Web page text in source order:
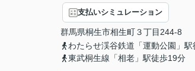
支払いシミュレーション
群馬県桐生市相生町３丁目244-8
わたらせ渓谷鉄道「運動公園」駅
東武桐生線「相老」駅徒歩19分